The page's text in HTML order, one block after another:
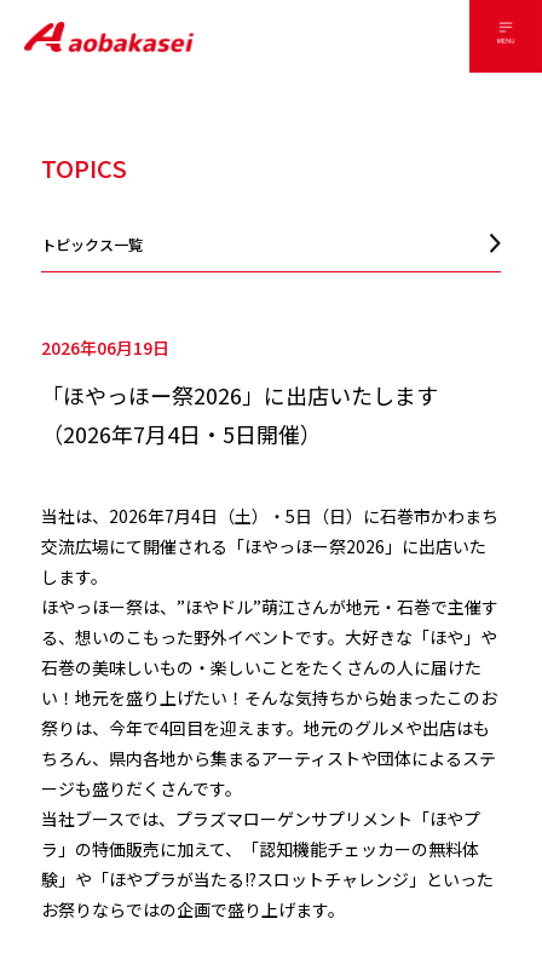
TOPICS
トピックス一覧
2026年06月19日
「ほやっほー祭2026」に出店いたします
（2026年7月4日・5日開催）
当社は、2026年7月4日（土）・5日（日）に石巻市かわまち
交流広場にて開催される「ほやっほー祭2026」に出店いた
します。
ほやっほー祭は、”ほやドル”萌江さんが地元・石巻で主催す
る、想いのこもった野外イベントです。大好きな「ほや」や
石巻の美味しいもの・楽しいことをたくさんの人に届けた
い！地元を盛り上げたい！そんな気持ちから始まったこのお
祭りは、今年で4回目を迎えます。地元のグルメや出店はも
ちろん、県内各地から集まるアーティストや団体によるステ
ージも盛りだくさんです。
当社ブースでは、プラズマローゲンサプリメント「ほやプ
ラ」の特価販売に加えて、「認知機能チェッカーの無料体
験」や「ほやプラが当たる!?スロットチャレンジ」といった
お祭りならではの企画で盛り上げます。